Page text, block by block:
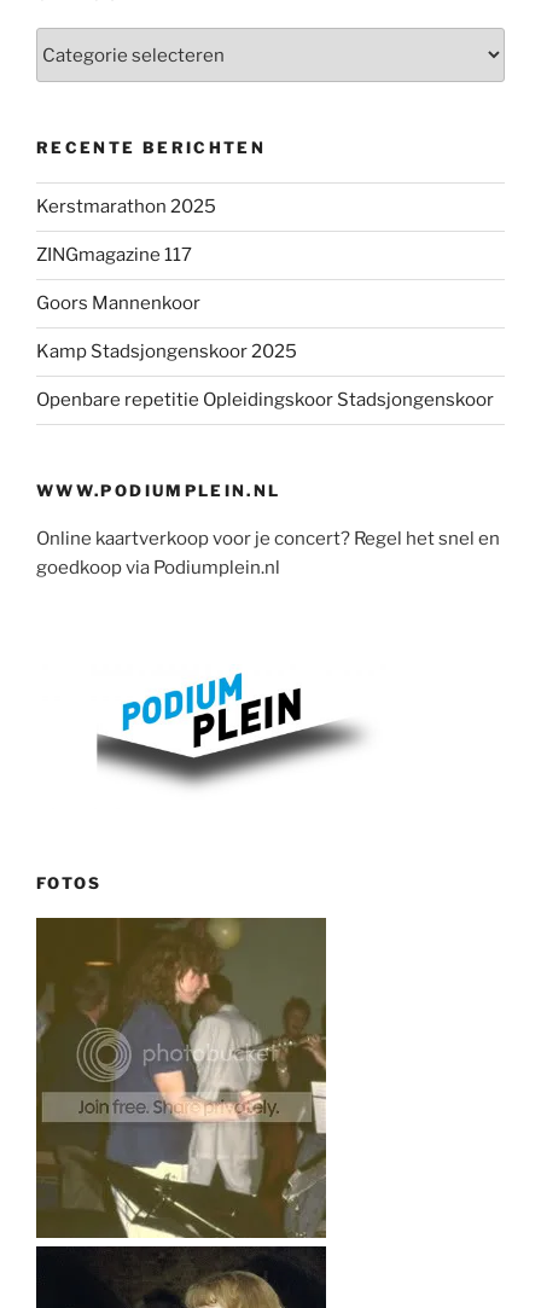
RECENTE BERICHTEN
Kerstmarathon 2025
ZINGmagazine 117
Goors Mannenkoor
Kamp Stadsjongenskoor 2025
Openbare repetitie Opleidingskoor Stadsjongenskoor
WWW.PODIUMPLEIN.NL
Online kaartverkoop voor je concert? Regel het snel en
goedkoop via Podiumplein.nl
FOTOS